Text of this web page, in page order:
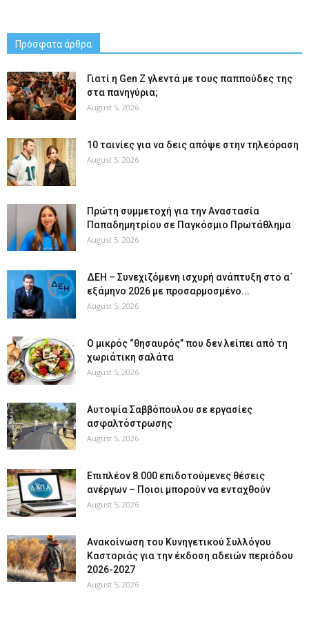
Πρόσφατα άρθρα
Γιατί η Gen Z γλεντά με τους παππούδες της
στα πανηγύρια;
August 5, 2026
10 ταινίες για να δεις απόψε στην τηλεόραση
August 5, 2026
Πρώτη συμμετοχή για την Αναστασία
Παπαδημητρίου σε Παγκόσμιο Πρωτάθλημα
August 5, 2026
ΔΕΗ – Συνεχιζόμενη ισχυρή ανάπτυξη στο α΄
εξάμηνο 2026 με προσαρμοσμένο...
August 5, 2026
O μικρός “θησαυρός” που δεν λείπει από τη
χωριάτικη σαλάτα
August 5, 2026
Αυτοψία Σαββόπουλου σε εργασίες
ασφαλτόστρωσης
August 5, 2026
Επιπλέον 8.000 επιδοτούμενες θέσεις
ανέργων – Ποιοι μπορούν να ενταχθούν
August 5, 2026
Ανακοίνωση του Κυνηγετικού Συλλόγου
Καστοριάς για την έκδοση αδειών περιόδου
2026-2027
August 5, 2026